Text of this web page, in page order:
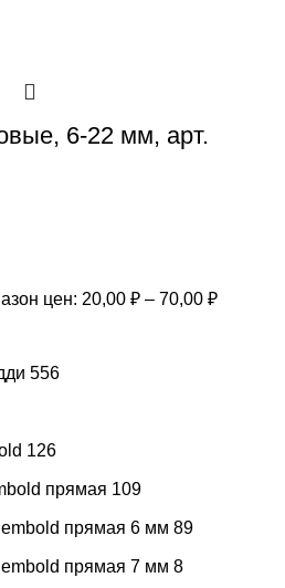
6-22 мм, арт.
цен: 20,00 ₽ – 70,00 ₽
556
126
прямая 109
прямая 6 мм 89
прямая 7 мм 8